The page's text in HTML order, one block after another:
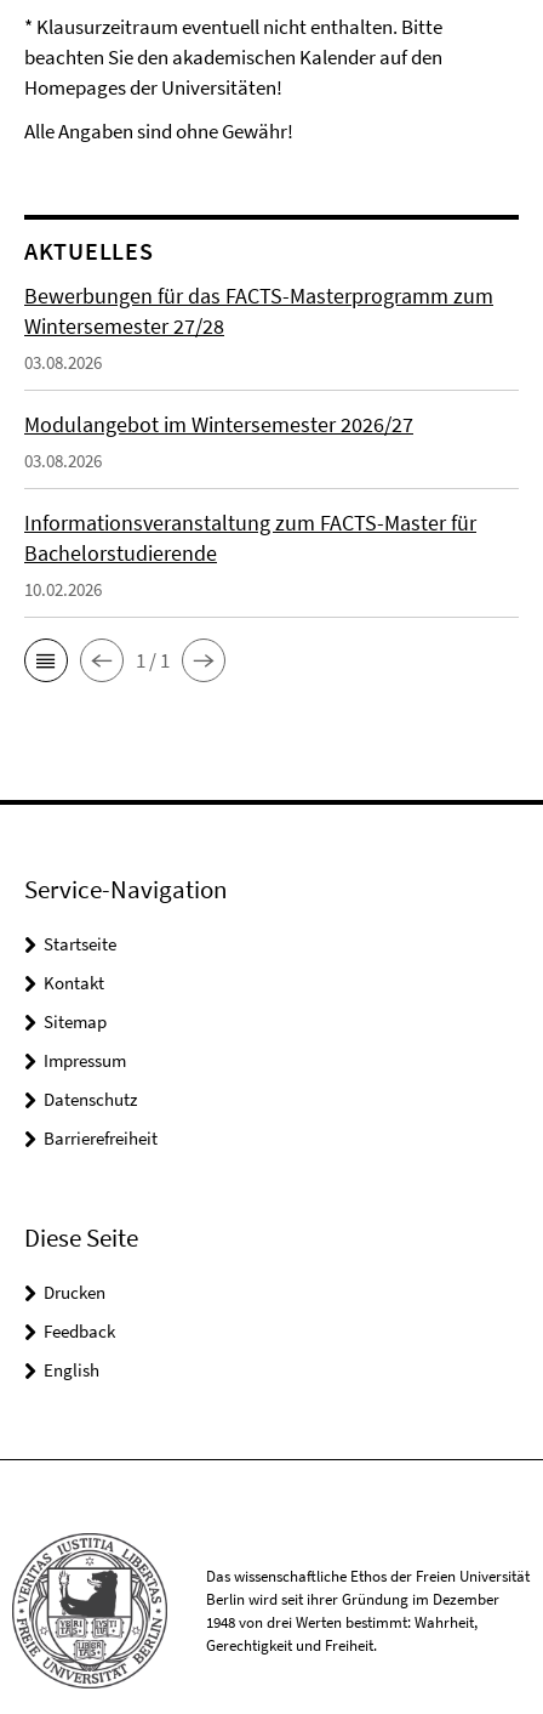
* Klausurzeitraum eventuell nicht enthalten. Bitte
beachten Sie den akademischen Kalender auf den
Homepages der Universitäten!
Alle Angaben sind ohne Gewähr!
AKTUELLES
Bewerbungen für das FACTS-Masterprogramm zum
Wintersemester 27/28
03.08.2026
Modulangebot im Wintersemester 2026/27
03.08.2026
Informationsveranstaltung zum FACTS-Master für
Bachelorstudierende
10.02.2026
1 / 1
Service-Navigation
Startseite
Kontakt
Sitemap
Impressum
Datenschutz
Barrierefreiheit
Diese Seite
Drucken
Feedback
English
Das wissenschaftliche Ethos der Freien Universität
Berlin wird seit ihrer Gründung im Dezember
1948 von drei Werten bestimmt: Wahrheit,
Gerechtigkeit und Freiheit.